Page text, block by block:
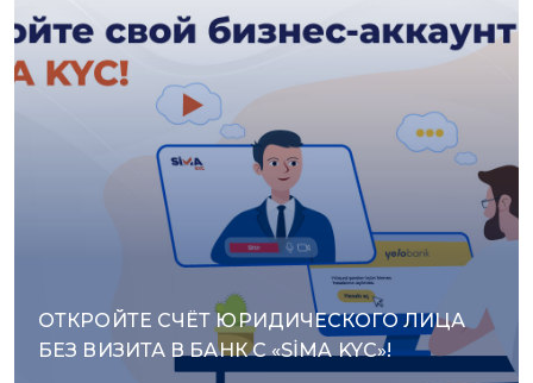
ОТКРОЙТЕ СЧЁТ ЮРИДИЧЕСКОГО ЛИЦА
БЕЗ ВИЗИТА В БАНК С «SİMA KYC»!